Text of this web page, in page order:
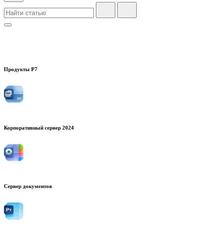
Продукты Р7
Корпоративный сервер 2024
Сервер документов